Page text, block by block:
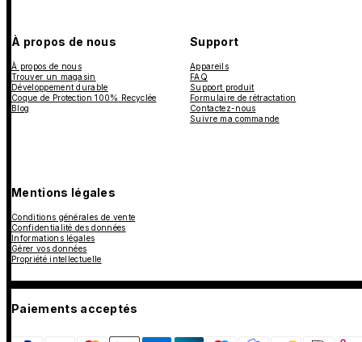
À propos de nous
À propos de nous
Trouver un magasin
Développement durable
Coque de Protection 100% Recyclée
Blog
Support
Appareils
FAQ
Support produit
Formulaire de rétractation
Contactez-nous
Suivre ma commande
Mentions légales
Conditions générales de vente
Confidentialité des données
Informations légales
Gérer vos données
Propriété intellectuelle
Paiements acceptés